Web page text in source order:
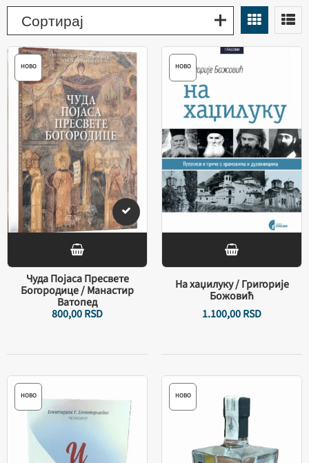
Сортирај
НОВО
Чуда Појаса Пресвете
Богородице / Манастир
Ватопед
800,00RSD
НОВО
На хаџилуку / Григорије
Божовић
1.100,00RSD
НОВО НОВО